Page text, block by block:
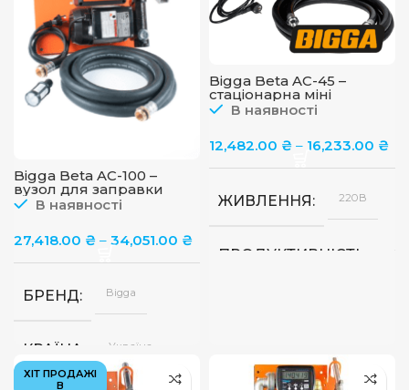
ТИП ЛІЧИЛЬНИКА
ПОХИБКА ЛІЧИЛЬНИКА
до
1%
ТИП ЛІЧИЛЬНИКА
ПОХИБКА ЛІЧИЛЬНИКА
ВИКОНАННЯ АЗС
Bigga Beta AC-100 –
вузол для заправки
дизпаливом з
В наявності
27,418.00 ₴ – 34,051.00 ₴
БРЕНД Bigga
КРАЇНА Україна
Bigga Beta AC-45 –
стаціонарна міні
колонка для заправки
В наявності
12,482.00 ₴ – 16,233.00 ₴
ЖИВЛЕННЯ 220В
ПРОДУКТИВНІСТЬ
КРАЇНА Україна
ХІТ ПРОДАЖІ
В